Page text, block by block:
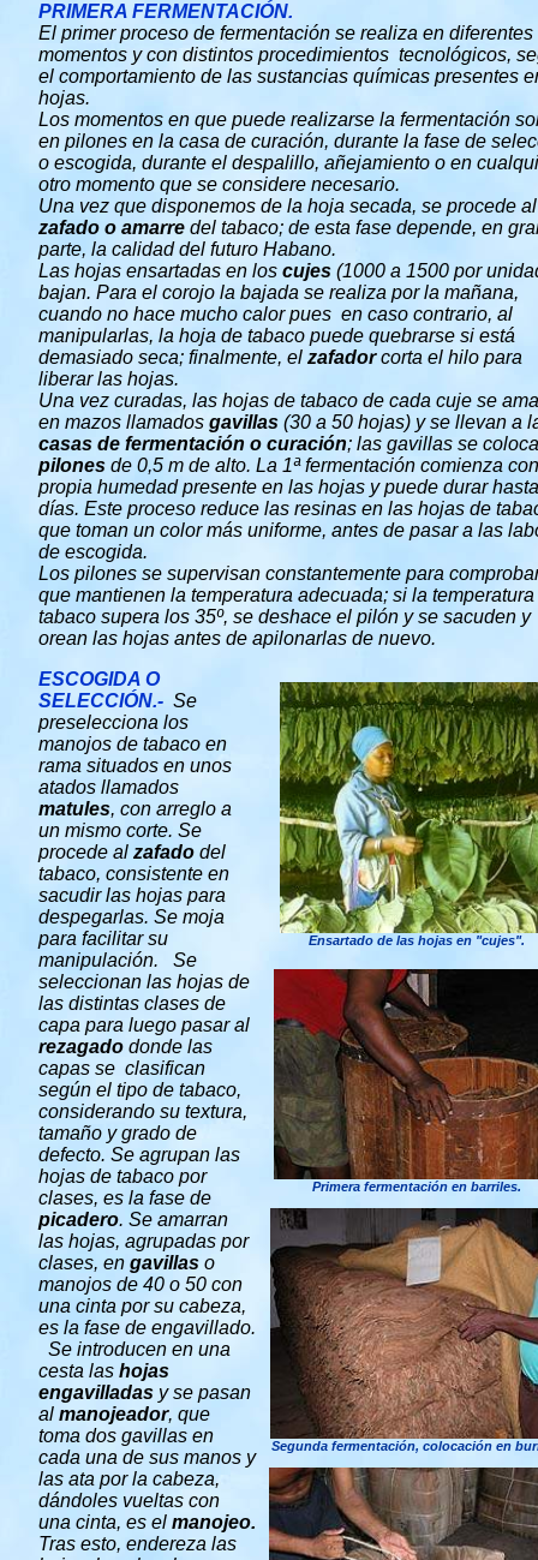
PRIMERA FERMENTACIÓN.
El primer proceso de fermentación se realiza en diferentes
momentos y con distintos procedimientos tecnológicos,
el comportamiento de las sustancias químicas presentes
hojas.
Los momentos en que puede realizarse la fermentación
en pilones en la casa de curación, durante la fase de
o escogida, durante el despalillo, añejamiento o en
otro momento que se considere necesario.
Una vez que disponemos de la hoja secada, se procede al
zafado o amarre del tabaco; de esta fase depende, en
parte, la calidad del futuro Habano.
Las hojas ensartadas en los cujes (1000 a 1500 por
bajan. Para el corojo la bajada se realiza por la mañana,
cuando no hace mucho calor pues en caso contrario, al
manipularlas, la hoja de tabaco puede quebrarse si está
demasiado seca; finalmente, el zafadorcorta el hilo para
liberar las hojas.
Una vez curadas, las hojas de tabaco de cada cuje se
en mazos llamados gavillas (30 a 50 hojas) y se llevan a
casas de fermentación o curación; las gavillas se
pilones de 0,5 m de alto. La 1ª fermentación comienza
propia humedad presente en las hojas y puede durar
días. Este proceso reduce las resinas en las hojas de
que toman un color más uniforme, antes de pasar a las
de escogida.
Los pilones se supervisan constantemente para
que mantienen la temperatura adecuada; si la
tabaco supera los 35º, se deshace el pilón y se sacuden y
orean las hojas antes de apilonarlas de nuevo.
Ensartado de las hojas en "cujes".
Primera fermentación en barriles.
Segunda fermentación, colocación en
ESCOGIDA O
SELECCIÓN.- Se
preselecciona los
manojos de tabaco en
rama situados en unos
atados llamados
matules, con arreglo a
un mismo corte. Se
procede al zafado del
tabaco, consistente en
sacudir las hojas para
despegarlas. Se moja
para facilitar su
manipulación.
Se
seleccionan las hojas de
las distintas clases de
capa para luego pasar al
rezagado donde las
capas se clasifican
según el tipo de tabaco,
considerando su textura,
tamaño y grado de
defecto. Se agrupan las
hojas de tabaco por
clases, es la fase de
picadero. Se amarran
las hojas, agrupadas por
clases, en gavillas o
manojos de 40 o 50 con
una cinta por su cabeza,
es la fase de engavillado.
Se introducen en una
cesta las hojas
engavilladas y se pasan
al manojeador, que
toma dos gavillas en
cada una de sus manos y
las ata por la cabeza,
dándoles vueltas con
una cinta, es el manojeo.
Tras esto, endereza las